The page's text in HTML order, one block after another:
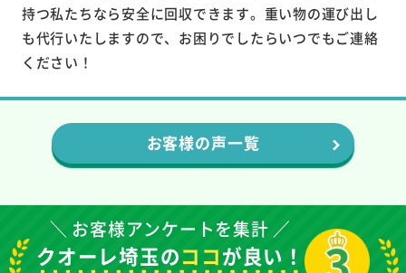
持つ私たちなら安全に回収できます。重い物の運び出し
も代行いたしますので、お困りでしたらいつでもご連絡
ください！
お客様の声一覧
＼ お客様アンケートを集計 ／
クオーレ埼玉のココが良い！